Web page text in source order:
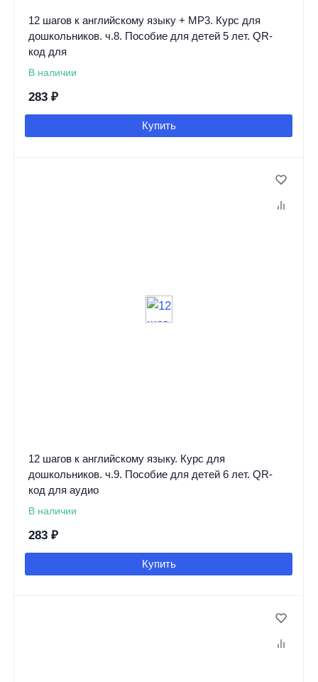
12 шагов к английскому языку + MP3. Курс для
дошкольников. ч.8. Пособие для детей 5 лет. QR-
код для
В наличии
283 ₽
Купить
12 шагов к английскому языку. Курс для
дошкольников. ч.9. Пособие для детей 6 лет. QR-
код для аудио
В наличии
283 ₽
Купить